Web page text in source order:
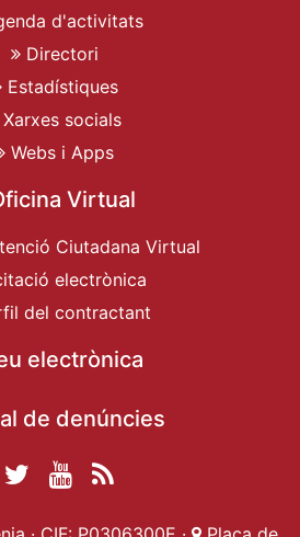
d'activitats
Directori
Estadístiques
Xarxes socials
Webs i Apps
Virtual
Ciutadana Virtual
electrònica
del contractant
electrònica
de denúncies
Twitter Ajuntament
de Dénia
Ajuntament de
Actualitat